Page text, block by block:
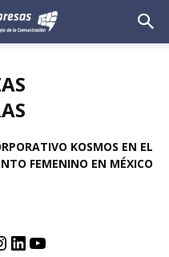
KOSMOS EN EL
FEMENINO EN MÉXICO
LinkedIn
YouTube